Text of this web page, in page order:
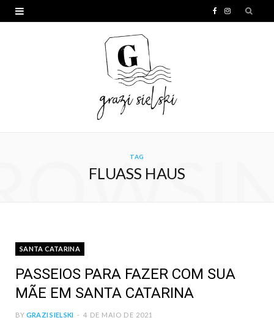
I
TAG
FLUASS HAUS
SANTA CATARINA
PASSEIOS PARA FAZER COM SUA
MÃE EM SANTA CATARINA
BY GRAZI SIELSKI 4 DE MAIO DE 2021